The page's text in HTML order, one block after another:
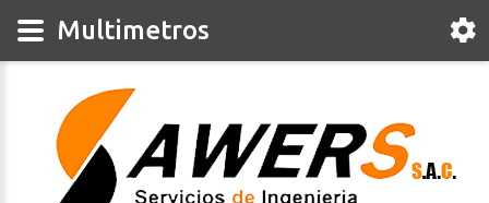
Multimetros